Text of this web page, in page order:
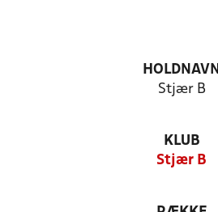
HOLDNAVN
Stjær B
KLUB
Stjær B